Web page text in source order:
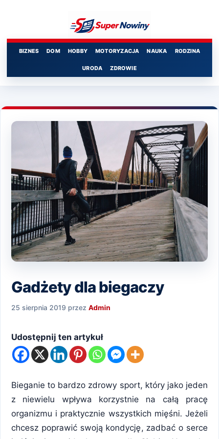
BIZNES DOM HOBBY MOTORYZACJA NAUKA RODZINA
URODA ZDROWIE
Gadżety dla biegaczy
25 sierpnia 2019 przez Admin
Udostępnij ten artykuł
Bieganie to bardzo zdrowy sport, który jako jeden
z niewielu wpływa korzystnie na całą pracę
organizmu i praktycznie wszystkich mięśni. Jeżeli
chcesz poprawić swoją kondycję, zadbać o serce